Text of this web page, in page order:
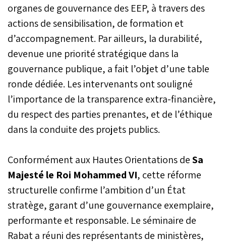
organes de gouvernance des EEP, à travers des
actions de sensibilisation, de formation et
d’accompagnement. Par ailleurs, la durabilité,
devenue une priorité stratégique dans la
gouvernance publique, a fait l’objet d’une table
ronde dédiée. Les intervenants ont souligné
l’importance de la transparence extra-financière,
du respect des parties prenantes, et de l’éthique
dans la conduite des projets publics.
Conformément aux Hautes Orientations deSa
Majesté le Roi Mohammed VI, cette réforme
structurelle confirme l’ambition d’un État
stratège, garant d’une gouvernance exemplaire,
performante et responsable. Le séminaire de
Rabat a réuni des représentants de ministères,